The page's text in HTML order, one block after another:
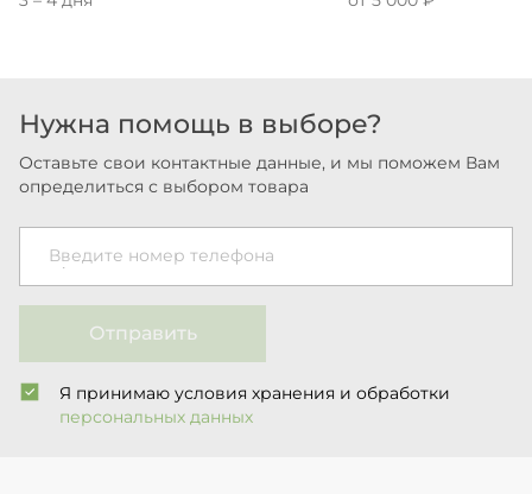
Нужна помощь в выборе?
Оставьте свои контактные данные, и мы поможем Вам
определиться с выбором товара
Введите номер телефона
Отправить
Я принимаю условия хранения и обработки
персональных данных